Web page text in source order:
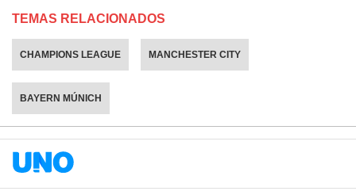
TEMAS RELACIONADOS
CHAMPIONS LEAGUE MANCHESTER CITY
BAYERN MÚNICH